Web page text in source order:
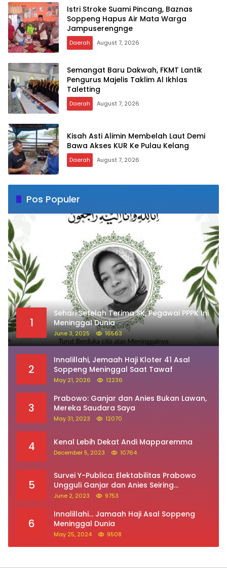
Istri Stroke Suami Pincang, Baznas
Soppeng Hapus Air Mata Warga
Jampuserengnge
Daerah August 7, 2026
Semangat Baru Dakwah, FKMT Lantik
Pengurus Majelis Taklim Al Ikhlas
Taletting
Daerah August 7, 2026
Kisah Asti Alimin Membelah Laut Demi
Bawa Akses KUR Ke Pulau Kelang
Daerah August 7, 2026
Pos Populer
1
Sehari Setelah Terima SK, Pegawai PPPK Ini
Meninggal Dunia
June 3, 2025 16563
2
Innalillahi, Jemaah Haji Kloter 41 Asal
Soppeng Meninggal Saat Tawaf
May 21, 2026 12236
3
Prabowo: Ganjar dan Anies Bukan Lawan,
Mereka Saudara Saya
May 31, 2023 12070
4 Kenal Lebih Dekat Andi Mapparemma
December 5, 2023 10764
5
Survei Y-Publica: Elektabilitas Prabowo
Ungguli Ganjar dan Anies Seiring
Kepuasan Terhadap Jokowi Naik
June 2, 2023 9753
6
Innalillahi… Jamaah Haji Asal Soppeng
Meninggal Dunia
May 25, 2024 9508